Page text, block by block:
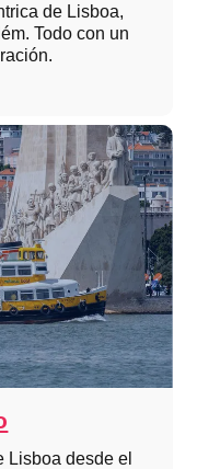
de Lisboa,
Todo con un
Lisboa desde el